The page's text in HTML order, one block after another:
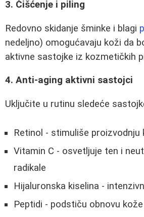
3. Čišćenje i piling
Redovno skidanje šminke i blagi
nedeljno) omogućavaju koži da
aktivne sastojke iz kozmetičkih
4. Anti-aging aktivni sastojci
Uključite u rutinu sledeće
Retinol - stimuliše proizvodnju
Vitamin C - osvetljuje ten i
radikale
Hijaluronska kiselina -
Peptidi - podstiču obnovu kože